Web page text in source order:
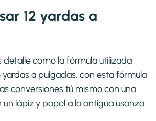
12 yardas a
detalle como la fórmula utilizada
a pulgadas, con esta fórmula
conversiones tú mismo con una
lápiz y papel a la antigua usanza.